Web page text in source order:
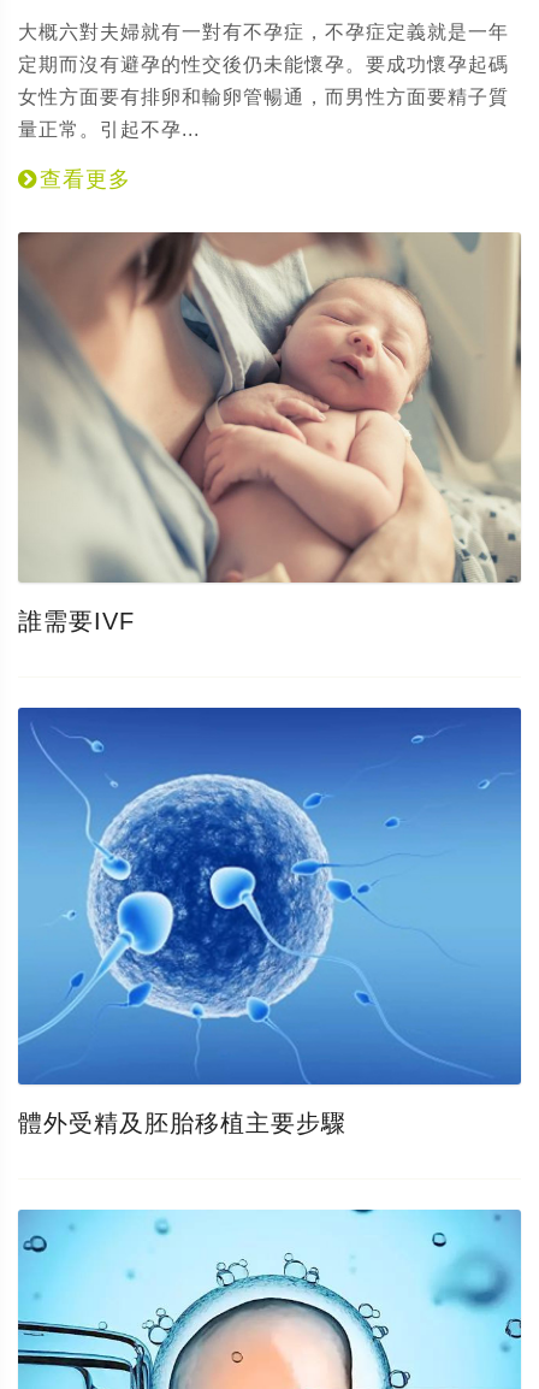
大概六對夫婦就有一對有不孕症，不孕症定義就是一年
定期而沒有避孕的性交後仍未能懷孕。要成功懷孕起碼
女性方面要有排卵和輸卵管暢通，而男性方面要精子質
量正常。引起不孕...
查看更多
誰需要IVF
體外受精及胚胎移植主要步驟